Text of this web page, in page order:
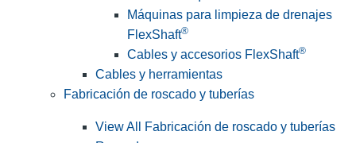
Máquinas para limpieza de drenajes
FlexShaft®
Cables y accesorios FlexShaft®
Cables y herramientas
Fabricación de roscado y tuberías
View All Fabricación de roscado y tuberías